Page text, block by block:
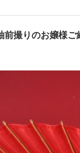
前撮りのお嬢様